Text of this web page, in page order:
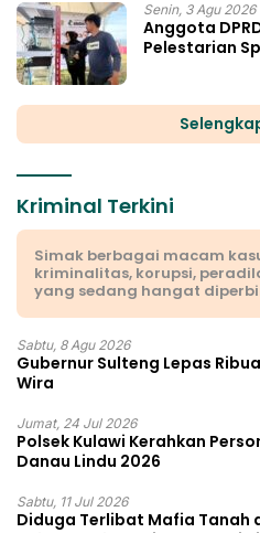
Senin, 3 Agu 2026
Anggota
Pelestarian
Kriminal Terkini
Simak berbagai macam
kriminalitas, korupsi,
yang sedang hangat
Sabtu, 8 Agu 2026
Gubernur Sulteng Lepas
Wira
Jumat, 24 Jul 2026
Polsek Kulawi Kerahkan
Danau Lindu 2026
Sabtu, 11 Jul 2026
Diduga Terlibat Mafia Tanah